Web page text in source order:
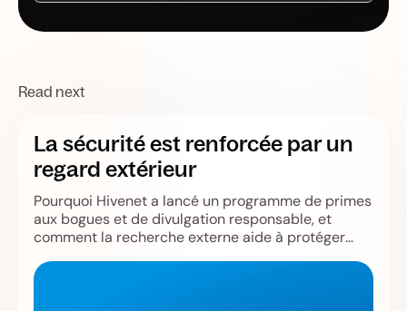
Read next
La sécurité est renforcée par un
regard extérieur
Pourquoi Hivenet a lancé un programme de primes
aux bogues et de divulgation responsable, et
comment la recherche externe aide à protéger